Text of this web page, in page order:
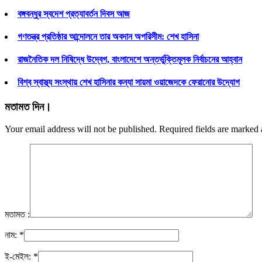
বঙ্গবন্ধুর স্বদেশ প্রত্যাবর্তন দিবস আজ
গণতন্ত্র প্রতিষ্ঠার আন্দোলনে তার অবদান অপরিসীম: শেখ হাসিনা
রাজনৈতিক দল নিষিদ্ধে উদ্বেগ, বাংলাদেশে অন্তর্ভুক্তিমূলক নির্বাচনের আহ্বান
বিশ্ব স্বাস্থ্য সংস্থায় শেখ হাসিনার কন্যা সায়মা ওয়াজেদকে ফেরানোর উদ্যোগ
মতামত দিন।
Your email address will not be published. Required fields are marked
মতামত :
নাম: *
ই-মেইল: *